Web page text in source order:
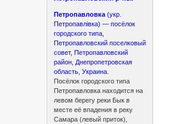
Петропавловка (укр.
Петропавлівка) — посёлок
городского типа,
Петропавловский поселковый
совет, Петропавловский
район, Днепропетровская
область, Украина.
Посёлок городского типа
Петропавловка находится на
левом берегу реки Бык в
месте её впадения в реку
Самара (левый приток),